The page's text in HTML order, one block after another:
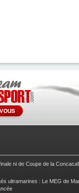
ni de Coupe de la
ultramarines : Le MEG de